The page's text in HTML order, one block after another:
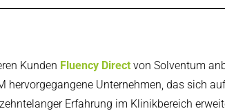
Kunden Fluency Direct von Solventum
hervorgegangene Unternehmen, das sich
Erfahrung im Klinikbereich